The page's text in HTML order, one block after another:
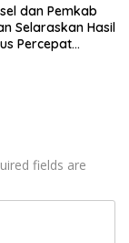
dan Pemkab
Selaraskan Hasil
Percepat
fields are